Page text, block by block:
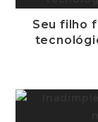
Seu filho